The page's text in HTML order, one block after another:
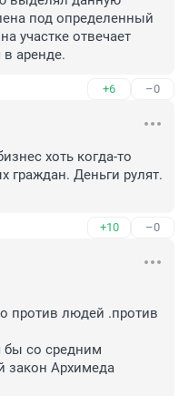
под определенный
участке отвечает
аренде.
+6 –0
хоть когда-то
граждан. Деньги рулят.
+10 –0
против людей .против
бы со средним
закон Архимеда